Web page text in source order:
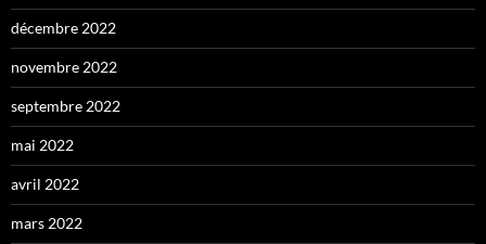
décembre 2022
novembre 2022
septembre 2022
mai 2022
avril 2022
mars 2022